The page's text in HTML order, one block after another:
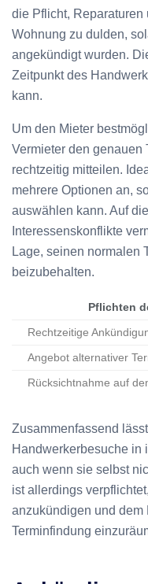
die Pflicht,
Wohnung zu dulden,
angekündigt wurden.
Zeitpunkt des
kann.
Um den Mieter
Vermieter den genauen
rechtzeitig mitteilen.
mehrere Optionen an,
auswählen kann. Auf
Interessenskonflikte
Lage, seinen normalen
beizubehalten.
Pflichten
Rechtzeitige
Angebot alternativer
Rücksichtnahme auf
Zusammenfassend
Handwerkerbesuche in
auch wenn sie selbst
ist allerdings
anzukündigen und dem
Terminfindung